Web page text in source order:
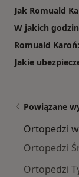
Jak Romuald
W jakich
Romuald
Jakie
Powiązane
Ortopedzi
Ortopedzi
Ortopedzi